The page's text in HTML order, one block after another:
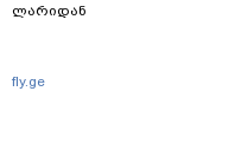
ლარიდან
fly.ge